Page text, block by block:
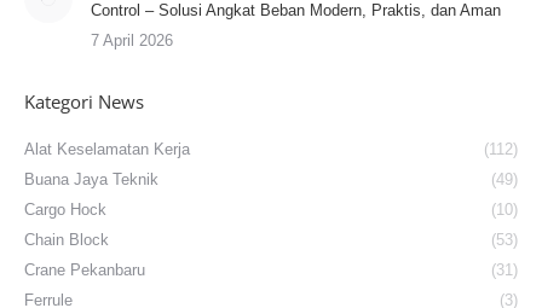
Control – Solusi Angkat Beban Modern, Praktis, dan Aman
7 April 2026
Kategori News
Alat Keselamatan Kerja
(112)
Buana Jaya Teknik
(49)
Cargo Hock
(10)
Chain Block
(53)
Crane Pekanbaru
(31)
Ferrule
(3)